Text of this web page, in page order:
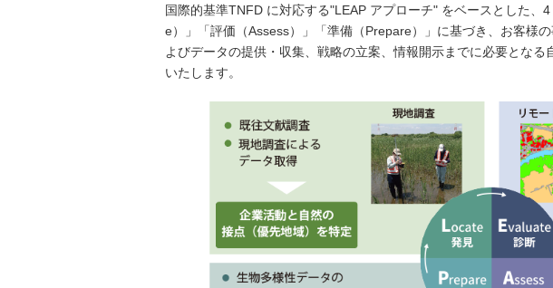
国際的基準TNFD に対応する"LEAP アプローチ" をベースとした
e）」「評価（Assess）」「準備（Prepare）」に基づき、お客様
よびデータの提供・収集、戦略の立案、情報開示までに必要とな
いたします。